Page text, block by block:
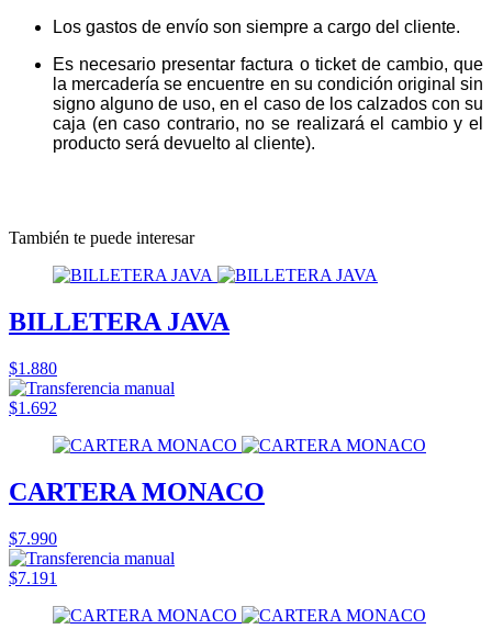
Los gastos de envío son siempre a cargo del cliente.
Es necesario presentar factura o ticket de cambio, que
la mercadería se encuentre en su condición original sin
signo alguno de uso, en el caso de los calzados con su
caja (en caso contrario, no se realizará el cambio y el
producto será devuelto al cliente).
También te puede interesar
BILLETERA JAVA
$1.880
$1.692
CARTERA MONACO
$7.990
$7.191